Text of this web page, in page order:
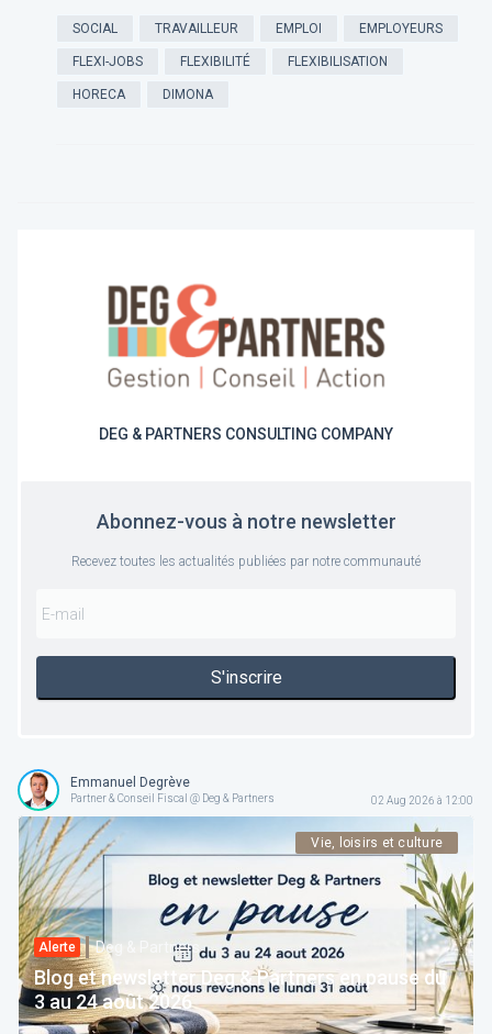
SOCIAL TRAVAILLEUR EMPLOI EMPLOYEURS
FLEXI-JOBS FLEXIBILITÉ FLEXIBILISATION
HORECA DIMONA
DEG & PARTNERS CONSULTING COMPANY
Abonnez-vous à notre newsletter
Recevez toutes les actualités publiées par notre communauté
S'inscrire
Emmanuel Degrève
Partner & Conseil Fiscal @ Deg & Partners 02 Aug 2026 à 12:00
Vie, loisirs et culture
Alerte Deg & Partners
Blog et newsletter Deg & Partners en pause du
3 au 24 août 2026